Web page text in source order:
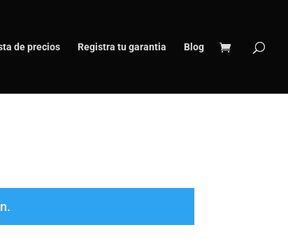
de precios Registra tu garantia Blog